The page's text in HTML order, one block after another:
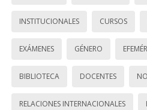
INSTITUCIONALES CURSOS
EXÁMENES GÉNERO
BIBLIOTECA DOCENTES
RELACIONES INTERNACIONALES